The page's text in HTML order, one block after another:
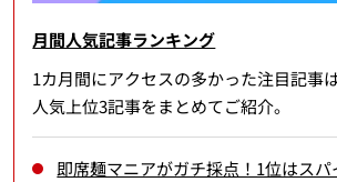
月間人気記事ランキング
1カ月間にアクセスの多かった注目記事
人気上位3記事をまとめてご紹介。
即席麺マニアがガチ採点！1位はス